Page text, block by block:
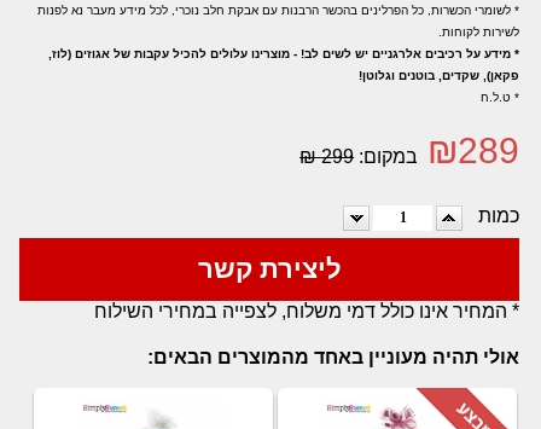
* לשומרי הכשרות, כל הפרלינים בהכשר הרבנות עם אבקת חלב נוכרי, לכל מידע מעבר נא לפנות
לשירות לקוחות.
* מידע על רכיבים אלרגניים יש לשים לב! - מוצרינו עלולים להכיל עקבות של אגוזים (לוז,
פקאן), שקדים, בוטנים וגלוטן!
* ט.ל.ח
₪289 במקום: 299 ₪
כמות
ליצירת קשר
* המחיר אינו כולל דמי משלוח, לצפייה במחירי השילוח
אולי תהיה מעוניין באחד מהמוצרים הבאים: